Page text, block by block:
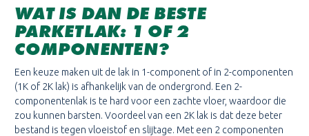
WAT IS DAN DE BESTE
PARKETLAK: 1 OF 2
COMPONENTEN?
Een keuze maken uit de lak in 1-component of in 2-componenten
(1K of 2K lak) is afhankelijk van de ondergrond. Een 2-
componentenlak is te hard voor een zachte vloer, waardoor die
zou kunnen barsten. Voordeel van een 2K lak is dat deze beter
bestand is tegen vloeistof en slijtage. Met een 2 componenten